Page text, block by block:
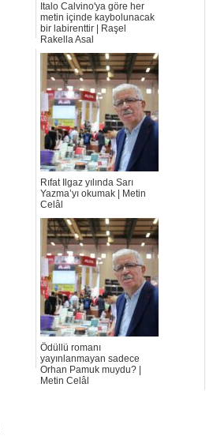
Italo Calvino'ya göre her
metin içinde kaybolunacak
bir labirenttir | Raşel
Rakella Asal
Rıfat Ilgaz yılında Sarı
Yazma’yı okumak | Metin
Celâl
Ödüllü romanı
yayınlanmayan sadece
Orhan Pamuk muydu? |
Metin Celâl